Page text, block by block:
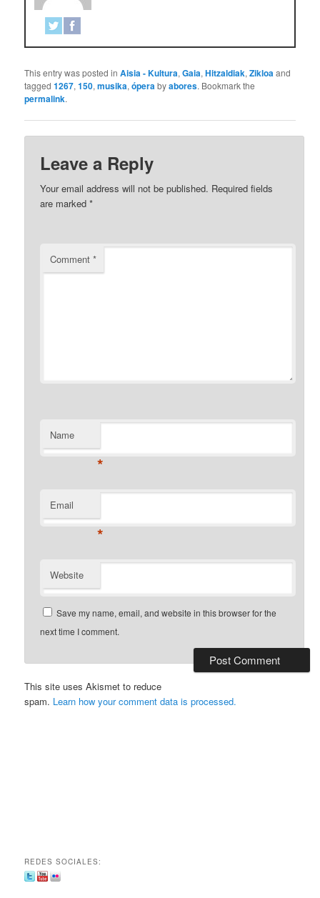
This entry was posted inAisia - Kultura,Gaia,Hitzaldiak,Zikloaand
tagged1267,150,musika,óperabyabores. Bookmark the
permalink.
Leave a Reply
Your email address will not be published. Required fields
are marked*
Comment*
Name
*
Email
*
Website
Save my name, email, and website in this browser for the
next time I comment.
This site uses Akismet to reduce
spam. Learn how your comment data is processed.
REDES SOCIALES: